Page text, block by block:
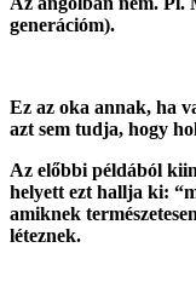
generációm).
Ez az oka annak, ha
azt sem tudja, hogy
Az előbbi példából
helyett ezt hallja ki:
amiknek
léteznek.